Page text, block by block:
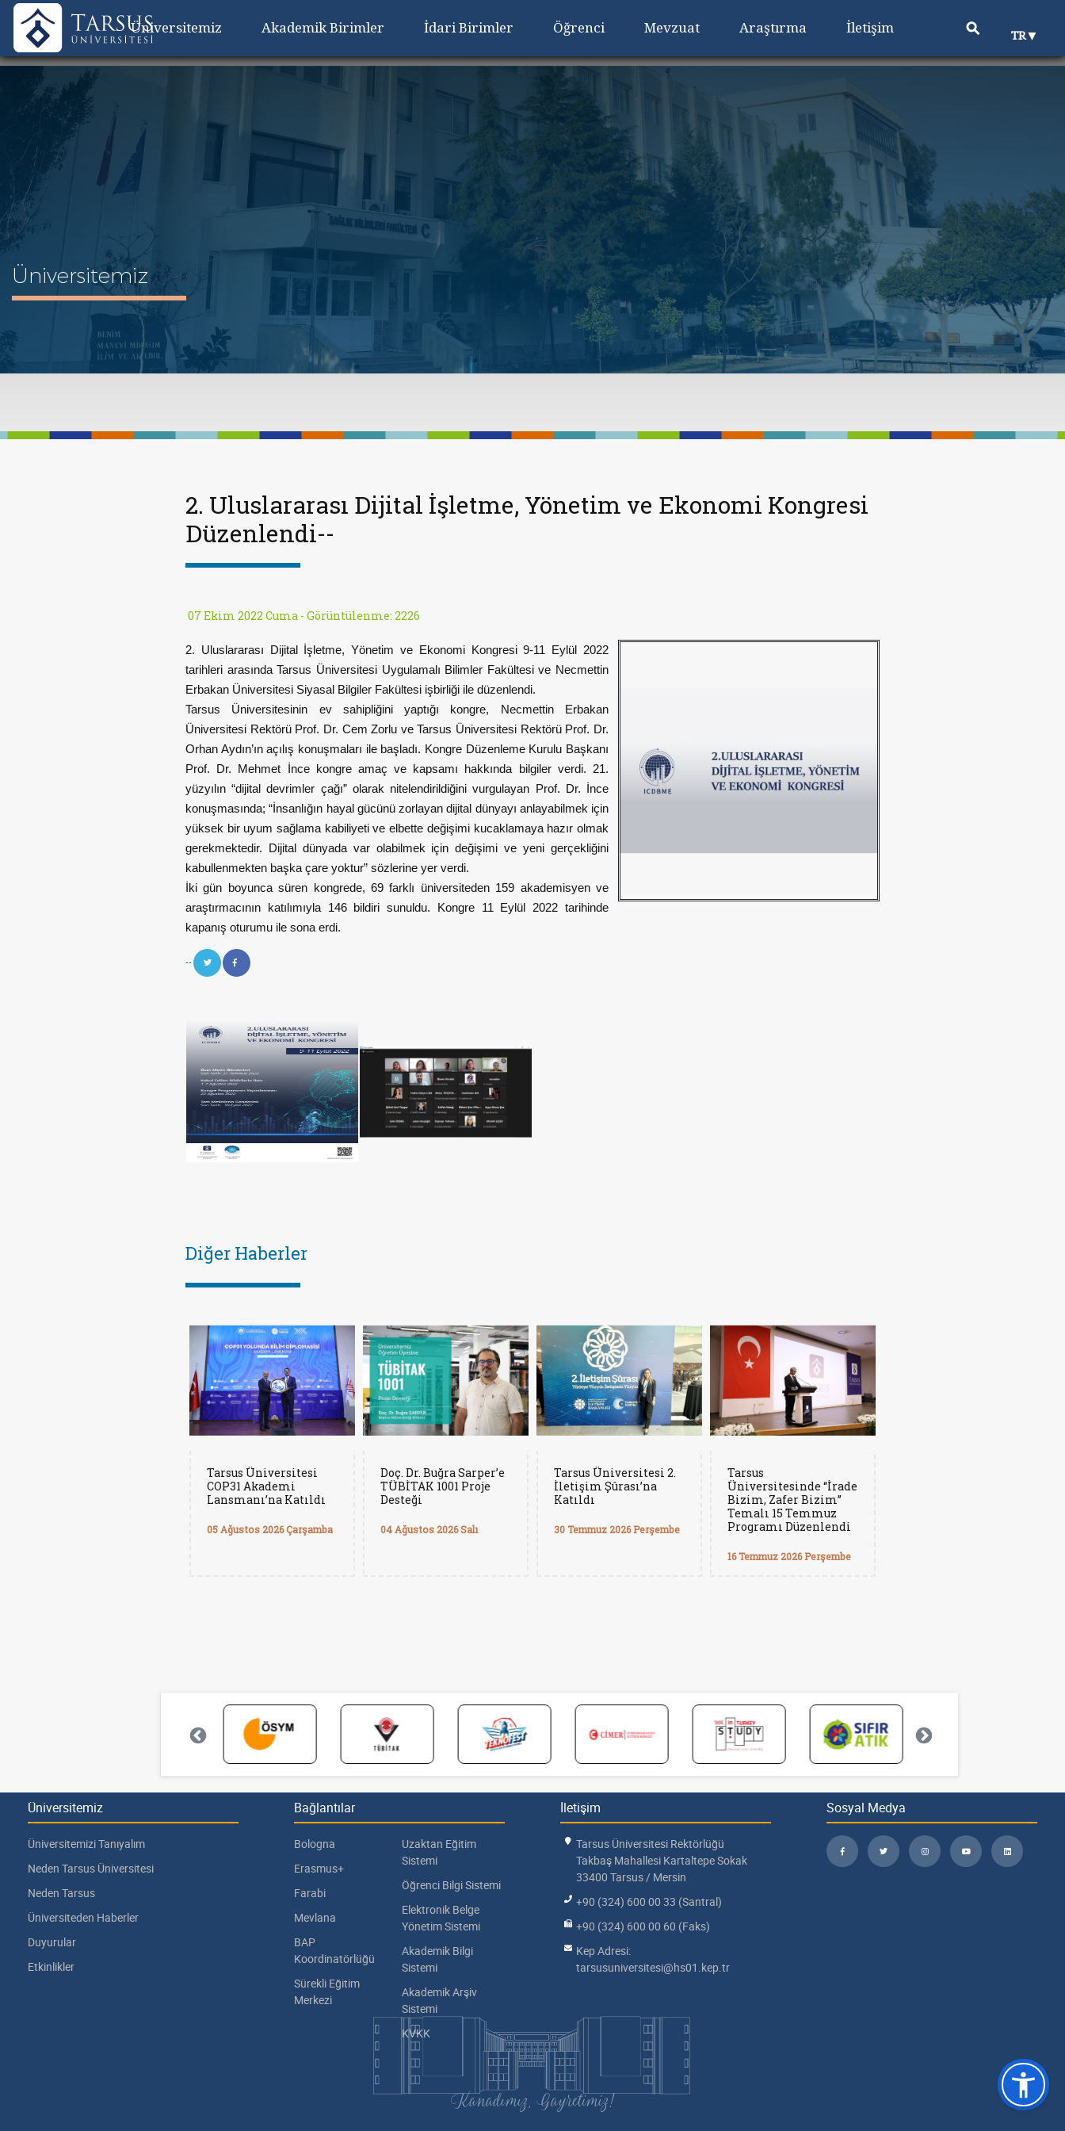
Üniversitemiz Akademik Birimler İdari Birimler Öğrenci Mevzuat Araştırma İletişim ⚲ TR▼
Üniversitemiz
2. Uluslararası Dijital İşletme, Yönetim ve Ekonomi Kongresi
Düzenlendi--
07 Ekim 2022 Cuma - Görüntülenme: 2226
2. Uluslararası Dijital İşletme, Yönetim ve Ekonomi Kongresi 9-11 Eylül 2022
tarihleri arasında Tarsus Üniversitesi Uygulamalı Bilimler Fakültesi ve Necmettin
Erbakan Üniversitesi Siyasal Bilgiler Fakültesi işbirliği ile düzenlendi.
Tarsus Üniversitesinin ev sahipliğini yaptığı kongre, Necmettin Erbakan
Üniversitesi Rektörü Prof. Dr. Cem Zorlu ve Tarsus Üniversitesi Rektörü Prof. Dr.
Orhan Aydın’ın açılış konuşmaları ile başladı. Kongre Düzenleme Kurulu Başkanı
Prof. Dr. Mehmet İnce kongre amaç ve kapsamı hakkında bilgiler verdi. 21.
yüzyılın “dijital devrimler çağı” olarak nitelendirildiğini vurgulayan Prof. Dr. İnce
konuşmasında; “İnsanlığın hayal gücünü zorlayan dijital dünyayı anlayabilmek için
yüksek bir uyum sağlama kabiliyeti ve elbette değişimi kucaklamaya hazır olmak
gerekmektedir. Dijital dünyada var olabilmek için değişimi ve yeni gerçekliğini
kabullenmekten başka çare yoktur” sözlerine yer verdi.
İki gün boyunca süren kongrede, 69 farklı üniversiteden 159 akademisyen ve
araştırmacının katılımıyla 146 bildiri sunuldu. Kongre 11 Eylül 2022 tarihinde
kapanış oturumu ile sona erdi.
--
Diğer Haberler
Tarsus Üniversitesi
COP31 Akademi
Lansmanı’na Katıldı
05 Ağustos 2026 Çarşamba
Doç. Dr. Buğra Sarper’e
TÜBİTAK 1001 Proje
Desteği
04 Ağustos 2026 Salı
Tarsus Üniversitesi 2.
İletişim Şûrası’na
Katıldı
30 Temmuz 2026 Perşembe
Tarsus
Üniversitesinde “İrade
Bizim, Zafer Bizim”
Temalı 15 Temmuz
Programı Düzenlendi
16 Temmuz 2026 Perşembe
Üniversitemiz
Üniversitemizi Tanıyalım
Neden Tarsus Üniversitesi
Neden Tarsus
Üniversiteden Haberler
Duyurular
Etkinlikler
Bağlantılar
Bologna
Erasmus+
Farabi
Mevlana
BAP
Koordinatörlüğü
Sürekli Eğitim
Merkezi
Uzaktan Eğitim
Sistemi
Öğrenci Bilgi Sistemi
Elektronik Belge
Yönetim Sistemi
Akademik Bilgi
Sistemi
Akademik Arşiv
Sistemi
KVKK
İletişim
Tarsus Üniversitesi Rektörlüğü
Takbaş Mahallesi Kartaltepe Sokak
33400 Tarsus / Mersin
+90 (324) 600 00 33 (Santral)
+90 (324) 600 00 60 (Faks)
Kep Adresi:
tarsusuniversitesi@hs01.kep.tr
Sosyal Medya
Kanadımız, Gayretimiz!